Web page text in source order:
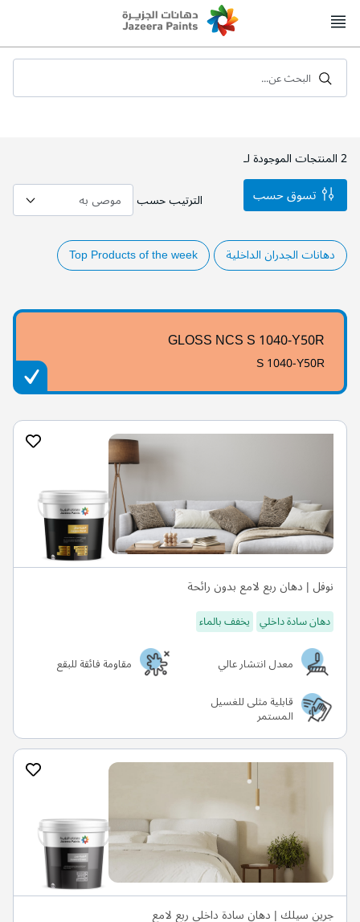
to
البحث عن...
2المنتجات الموجودة لـ
الترتيب حسب
دهانات الجدران الداخلية Top Products of the week
GLOSS NCS S 1040-Y50R
S 1040-Y50R
نوفل | دهان ربع لامع بدون رائحة
دهان سادة داخلي يخفف بالماء
معدل انتشار عالي
مقاومة فائقة للبقع
قابلية مثلى للغسيل
المستمر
جرين سيلك | دهان سادة داخلي ربع لامع
تسوق حسب